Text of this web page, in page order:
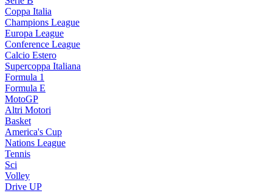
Coppa Italia
Champions League
Europa League
Conference League
Calcio Estero
Supercoppa Italiana
Formula 1
Formula E
MotoGP
Altri Motori
Basket
America's Cup
Nations League
Tennis
Sci
Volley
Drive UP